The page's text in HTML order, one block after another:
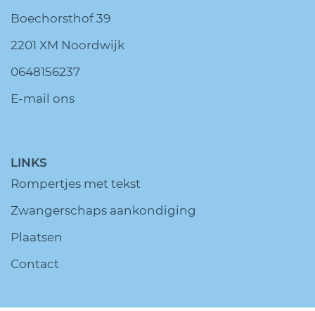
Boechorsthof 39
2201 XM Noordwijk
0648156237
E-mail ons
LINKS
Rompertjes met tekst
Zwangerschaps aankondiging
Plaatsen
Contact